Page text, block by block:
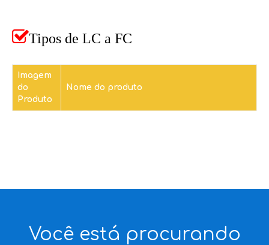
Tipos de LC a FC
Imagem
do
Produto
Nome do produto
Você está procurando